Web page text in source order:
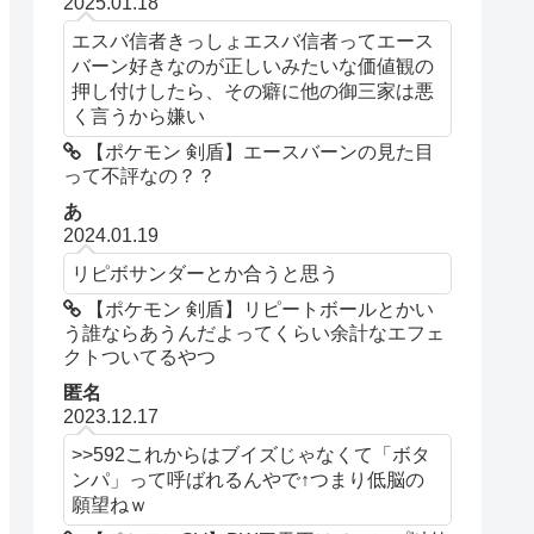
エスバ信者きっしょエスバ信者ってエース
バーン好きなのが正しいみたいな価値観の
押し付けしたら、その癖に他の御三家は悪
く言うから嫌い
【ポケモン 剣盾】エースバーンの見た目
って不評なの？？
あ
2024.01.19
リピボサンダーとか合うと思う
【ポケモン 剣盾】リピートボールとかい
う誰ならあうんだよってくらい余計なエフェ
クトついてるやつ
匿名
2023.12.17
>>592これからはブイズじゃなくて「ボタ
ンパ」って呼ばれるんやで↑つまり低脳の
願望ねｗ